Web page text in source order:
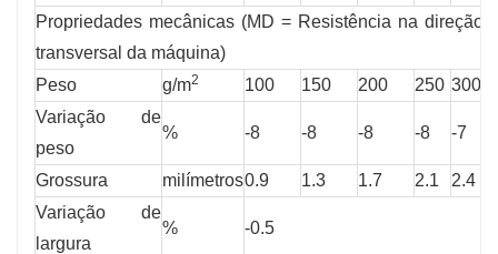
Propriedades mecânicas (MD = Resistência na direção
transversal da máquina)
Peso
g/m2 100 150 200 250 300
Variação de
peso
% -8 -8 -8 -8 -7
Grossura milímetros0.9 1.3 1.7 2.1
2.4
Variação de
largura
% -0.5